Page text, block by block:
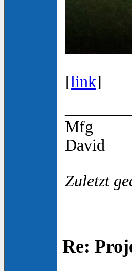
[link]
Mfg
David
Zuletzt
Re: